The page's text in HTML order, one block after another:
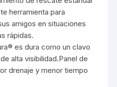
herramienta para
amigos en situaciones
rápidas.
es dura como un clavo
alta visibilidad.Panel de
drenaje y menor tiempo